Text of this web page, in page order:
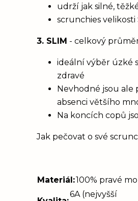
udrží jak silné,
scrunchies
3. SLIM - celkový
ideální výběr úzké
zdravé
Nevhodné jsou ale
absenci většího
Na koncích copů
Jak pečovat o své
Materiál:100% pravé
6A (nejvyšší